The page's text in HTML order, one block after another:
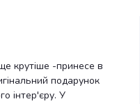
крутіше -принесе в
подарунок
інтер'єру. У